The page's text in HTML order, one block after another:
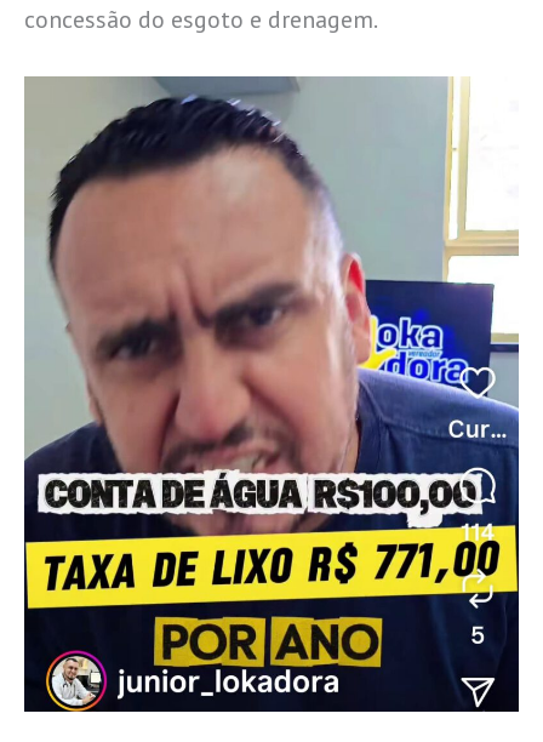
concessão do esgoto e drenagem.